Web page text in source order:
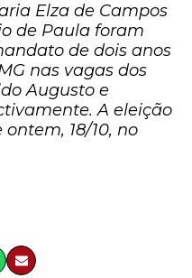
Elza de Campos
de Paula foram
de dois anos
nas vagas dos
Augusto e
A eleição
18/10, no